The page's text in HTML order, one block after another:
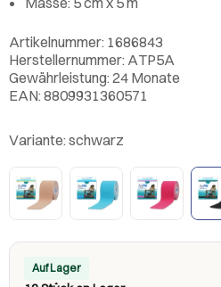
Artikelnummer: 1686843
Herstellernummer: ATP5A
Gewährleistung: 24 Monate
EAN: 8809931360571
Variante: schwarz
Auf Lager